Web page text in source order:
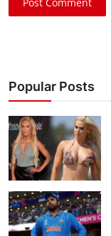
Popular Posts